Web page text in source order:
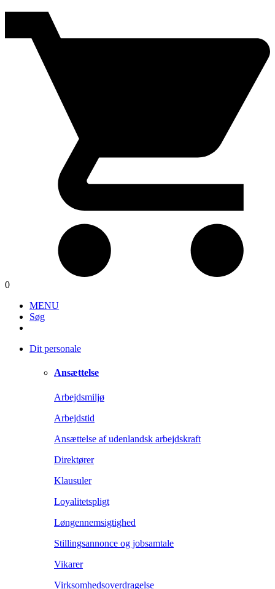
0
MENU
Søg
Dit personale
Ansættelse
Arbejdsmiljø
Arbejdstid
Ansættelse af udenlandsk arbejdskraft
Direktører
Klausuler
Loyalitetspligt
Løngennemsigtighed
Stillingsannonce og jobsamtale
Vikarer
Virksomhedsoverdragelse